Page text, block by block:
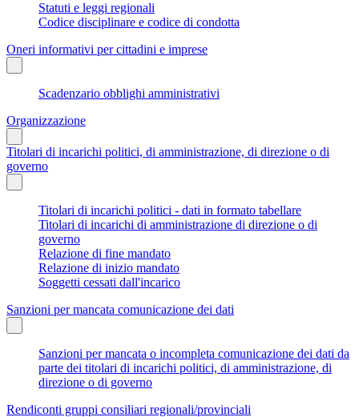
Statuti e leggi regionali
Codice disciplinare e codice di condotta
Oneri informativi per cittadini e imprese
Scadenzario obblighi amministrativi
Organizzazione
Titolari di incarichi politici, di amministrazione, di direzione o di
governo
Titolari di incarichi politici - dati in formato tabellare
Titolari di incarichi di amministrazione di direzione o di
governo
Relazione di fine mandato
Relazione di inizio mandato
Soggetti cessati dall'incarico
Sanzioni per mancata comunicazione dei dati
Sanzioni per mancata o incompleta comunicazione dei dati da
parte dei titolari di incarichi politici, di amministrazione, di
direzione o di governo
Rendiconti gruppi consiliari regionali/provinciali